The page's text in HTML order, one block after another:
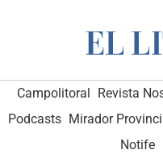
Campolitoral Revista
Podcasts Mirador
Notife